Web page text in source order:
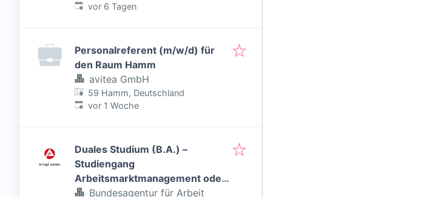
Veröffentlicht:
vor 6 Tagen
Personalreferent (m/w/d) für
den Raum Hamm
avitea GmbH
59 Hamm, Deutschland
Veröffentlicht:
vor 1 Woche
Duales Studium (B.A.) –
Studiengang
Arbeitsmarktmanagement oder
Beratung für Bildung, Beruf und
Bundesagentur für Arbeit